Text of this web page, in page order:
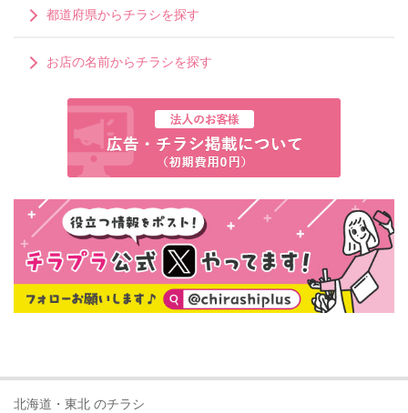
都道府県からチラシを探す
お店の名前からチラシを探す
北海道・東北 のチラシ